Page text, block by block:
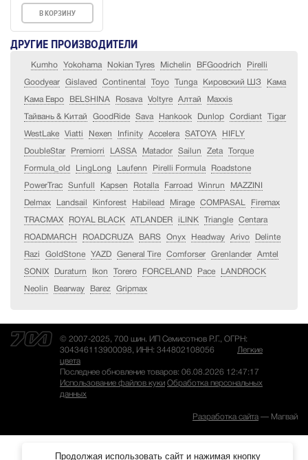
В КОРЗИНУ
ДРУГИЕ ПРОИЗВОДИТЕЛИ
Kumho Yokohama Nokian Tyres Michelin BFGoodrich Pirelli
Goodyear Gislaved Continental Toyo Tunga Кировский ШЗ Кама
Кама Евро BELSHINA Rosava Voltyre Алтай Maxxis
Тайвань & Китай GoodRide Sava Hankook Dunlop Cordiant Tigar
WestLake Viatti Nexen Infinity Accelera SATOYA HIFLY
DoubleStar Premiorri LASSA Matador Sailun Zeta Torque
Formula_old LingLong Laufenn Pirelli Formula Roadstone
PowerTrac Sunfull Kapsen Rotalla Farroad Winrun MAZZINI
Delmax Landsail Kinforest Habilead Mirage COMPASAL Firemax
TRACMAX ROYAL BLACK ATLANDER iLINK Triangle Centara
ROADMARCH ROADCRUZA BARS Onyx Headway Arivo Delinte
Razi GoldStone YAZD General Tire Comforser Grenlander Amtel
SONIX Duraturn Ikon Torero FORCELAND Pace LANDROCK
Neolin Bearway Barez Gripmax
© 2007-2025, 700 шин. ИП Семисотнов Р.Г., ОГРН:
304346113900098, ИНН: 344802108056
Легкие
цвета
Последнее обновление товаров: 06.08.2026 12:47:17
Использование файлов куки Обработка персональных
данных
Разработка сайта — Магвай
Продолжая использовать сайт и нажимая кнопку